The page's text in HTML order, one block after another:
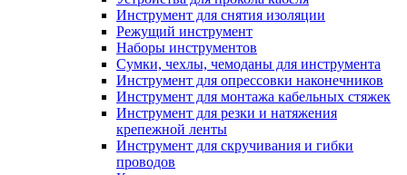
Инструмент для снятия изоляции
Режущий инструмент
Наборы инструментов
Сумки, чехлы, чемоданы для инструмента
Инструмент для опрессовки наконечников
Инструмент для монтажа кабельных стяжек
Инструмент для резки и натяжения
крепежной ленты
Инструмент для скручивания и гибки
проводов